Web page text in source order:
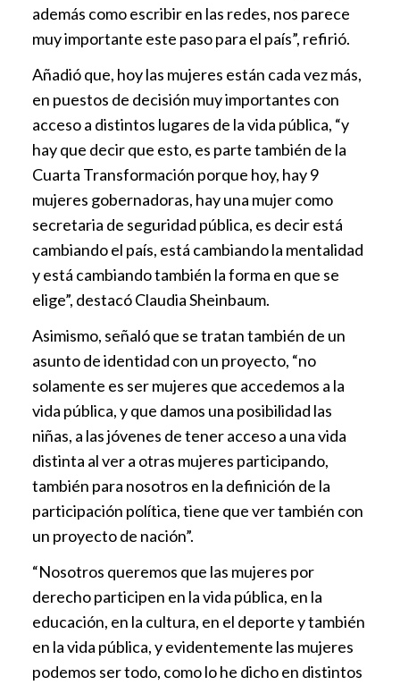
además como escribir en las redes, nos parece
muy importante este paso para el país”, refirió.
Añadió que, hoy las mujeres están cada vez más,
en puestos de decisión muy importantes con
acceso a distintos lugares de la vida pública, “y
hay que decir que esto, es parte también de la
Cuarta Transformación porque hoy, hay 9
mujeres gobernadoras, hay una mujer como
secretaria de seguridad pública, es decir está
cambiando el país, está cambiando la mentalidad
y está cambiando también la forma en que se
elige”, destacó Claudia Sheinbaum.
Asimismo, señaló que se tratan también de un
asunto de identidad con un proyecto, “no
solamente es ser mujeres que accedemos a la
vida pública, y que damos una posibilidad las
niñas, a las jóvenes de tener acceso a una vida
distinta al ver a otras mujeres participando,
también para nosotros en la definición de la
participación política, tiene que ver también con
un proyecto de nación”.
“Nosotros queremos que las mujeres por
derecho participen en la vida pública, en la
educación, en la cultura, en el deporte y también
en la vida pública, y evidentemente las mujeres
podemos ser todo, como lo he dicho en distintos